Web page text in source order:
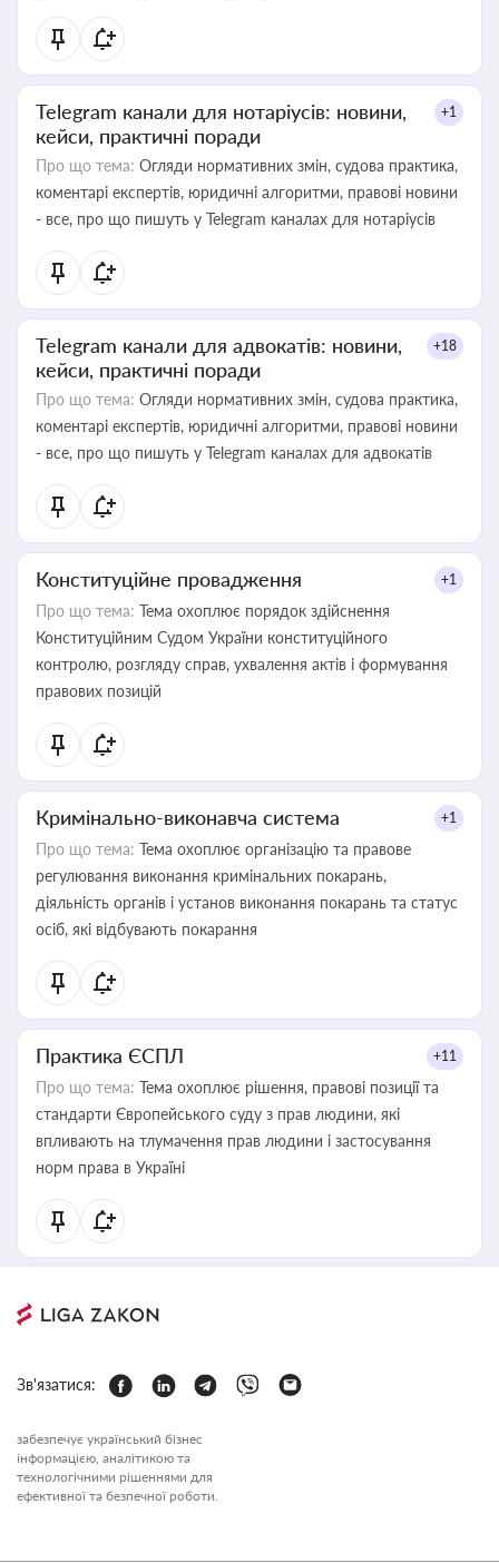
Telegram канали для нотаріусів: новини,
кейси, практичні поради
+1
Про що тема: Огляди нормативних змін, судова практика,
коментарі експертів, юридичні алгоритми, правові новини
- все, про що пишуть у Telegram каналах для нотаріусів
Telegram канали для адвокатів: новини,
кейси, практичні поради
+18
Про що тема: Огляди нормативних змін, судова практика,
коментарі експертів, юридичні алгоритми, правові новини
- все, про що пишуть у Telegram каналах для адвокатів
Конституційне провадження +1
Про що тема: Тема охоплює порядок здійснення
Конституційним Судом України конституційного
контролю, розгляду справ, ухвалення актів і формування
правових позицій
Кримінально-виконавча система +1
Про що тема: Тема охоплює організацію та правове
регулювання виконання кримінальних покарань,
діяльність органів і установ виконання покарань та статус
осіб, які відбувають покарання
Практика ЄСПЛ +11
Про що тема: Тема охоплює рішення, правові позиції та
стандарти Європейського суду з прав людини, які
впливають на тлумачення прав людини і застосування
норм права в Україні
Зв'язатися:
забезпечує український бізнес
інформацією, аналітикою та
технологічними рішеннями для
ефективної та безпечної роботи.